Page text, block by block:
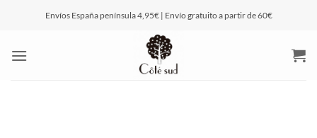
Envíos España península 4,95€ | Envío gratuito a partir de 60€